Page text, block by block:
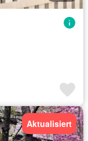
Aktualisiert